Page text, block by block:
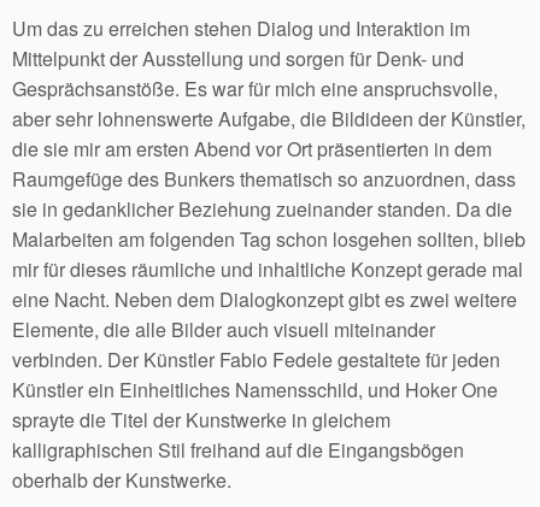
Um das zu erreichen stehen Dialog und Interaktion im
Mittelpunkt der Ausstellung und sorgen für Denk- und
Gesprächsanstöße. Es war für mich eine anspruchsvolle,
aber sehr lohnenswerte Aufgabe, die Bildideen der Künstler,
die sie mir am ersten Abend vor Ort präsentierten in dem
Raumgefüge des Bunkers thematisch so anzuordnen, dass
sie in gedanklicher Beziehung zueinander standen. Da die
Malarbeiten am folgenden Tag schon losgehen sollten, blieb
mir für dieses räumliche und inhaltliche Konzept gerade mal
eine Nacht. Neben dem Dialogkonzept gibt es zwei weitere
Elemente, die alle Bilder auch visuell miteinander
verbinden. Der Künstler Fabio Fedele gestaltete für jeden
Künstler ein Einheitliches Namensschild, und Hoker One
sprayte die Titel der Kunstwerke in gleichem
kalligraphischen Stil freihand auf die Eingangsbögen
oberhalb der Kunstwerke.